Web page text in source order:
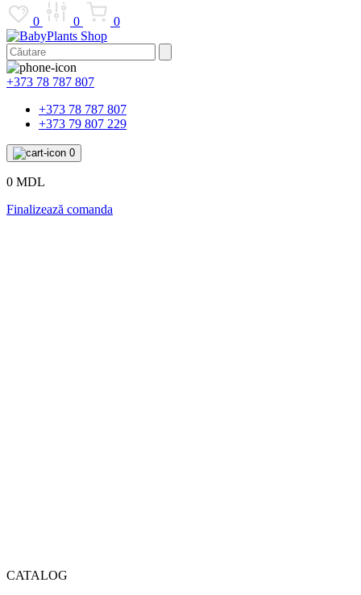
0 0 0
+373 78 787 807
+373 78 787 807
+373 79 807 229
0
0 MDL
Finalizează comanda
CATALOG